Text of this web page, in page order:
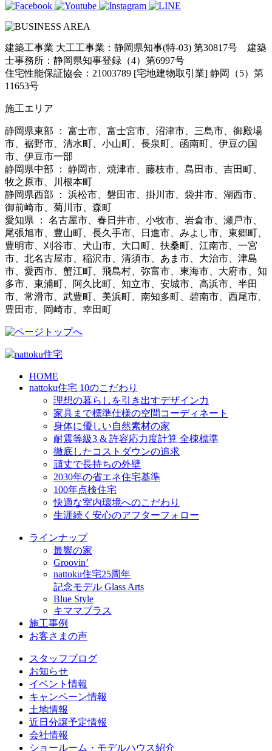
建築工事業 大工工事業：静岡県知事(特-03) 第30817号 建築
士事務所：静岡県知事登録（4）第6997号
住宅性能保証協会：21003789 [宅地建物取引業] 静岡（5）第
11653号
施工エリア
静岡県東部 ： 富士市、富士宮市、沼津市、三島市、御殿場
市、裾野市、清水町、小山町、長泉町、函南町、伊豆の国
市、伊豆市一部
静岡県中部 ： 静岡市、焼津市、藤枝市、島田市、吉田町、
牧之原市、川根本町
静岡県西部 ： 浜松市、磐田市、掛川市、袋井市、湖西市、
御前崎市、菊川市、森町
愛知県 ： 名古屋市、春日井市、小牧市、岩倉市、瀬戸市、
尾張旭市、豊山町、長久手市、日進市、みよし市、東郷町、
豊明市、刈谷市、犬山市、大口町、扶桑町、江南市、一宮
市、北名古屋市、稲沢市、清須市、あま市、大治市、津島
市、愛西市、蟹江町、飛島村、弥富市、東海市、大府市、知
多市、東浦町、阿久比町、知立市、安城市、高浜市、半田
市、常滑市、武豊町、美浜町、南知多町、碧南市、西尾市、
豊田市、岡崎市、幸田町
HOME
nattoku住宅 10のこだわり
理想の暮らしを引き出すデザイン力
家具まで標準仕様の空間コーディネート
身体に優しい自然素材の家
耐震等級3 & 許容応力度計算 全棟標準
徹底したコストダウンの追求
頑丈で長持ちの外壁
2030年の省エネ住宅基準
100年点検住宅
快適な室内環境へのこだわり
生涯続く安心のアフターフォロー
ラインナップ
最響の家
Groovin’
nattoku住宅25周年
記念モデル Glass Arts
Blue Style
キママプラス
施工事例
お客さまの声
スタッフブログ
お知らせ
イベント情報
キャンペーン情報
土地情報
近日分譲予定情報
会社情報
ショールーム・モデルハウス紹介